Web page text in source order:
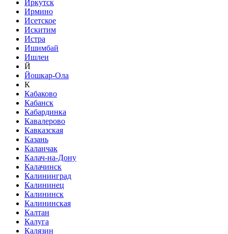
Иркутск
Ирмино
Исетское
Искитим
Истра
Ишимбай
Ишлеи
Й
Йошкар-Ола
К
Кабаково
Кабанск
Кабардинка
Кавалерово
Кавказская
Казань
Каланчак
Калач-на-Дону
Калачинск
Калининград
Калининец
Калининск
Калининская
Калтан
Калуга
Калязин